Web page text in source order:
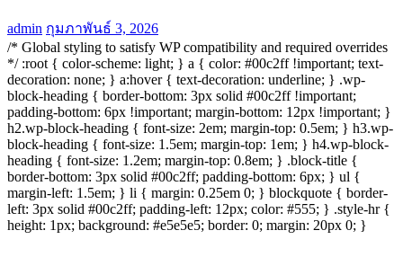
admin กุมภาพันธ์ 3, 2026
/* Global styling to satisfy WP compatibility and required overrides
*/ :root { color-scheme: light; } a { color: #00c2ff !important; text-
decoration: none; } a:hover { text-decoration: underline; } .wp-
block-heading { border-bottom: 3px solid #00c2ff !important;
padding-bottom: 6px !important; margin-bottom: 12px !important; }
h2.wp-block-heading { font-size: 2em; margin-top: 0.5em; } h3.wp-
block-heading { font-size: 1.5em; margin-top: 1em; } h4.wp-block-
heading { font-size: 1.2em; margin-top: 0.8em; } .block-title {
border-bottom: 3px solid #00c2ff; padding-bottom: 6px; } ul {
margin-left: 1.5em; } li { margin: 0.25em 0; } blockquote { border-
left: 3px solid #00c2ff; padding-left: 12px; color: #555; } .style-hr {
height: 1px; background: #e5e5e5; border: 0; margin: 20px 0; }